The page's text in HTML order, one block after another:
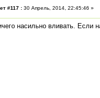
#117 : 30 Апрель, 2014, 22:45:46 »
насильно вливать. Если